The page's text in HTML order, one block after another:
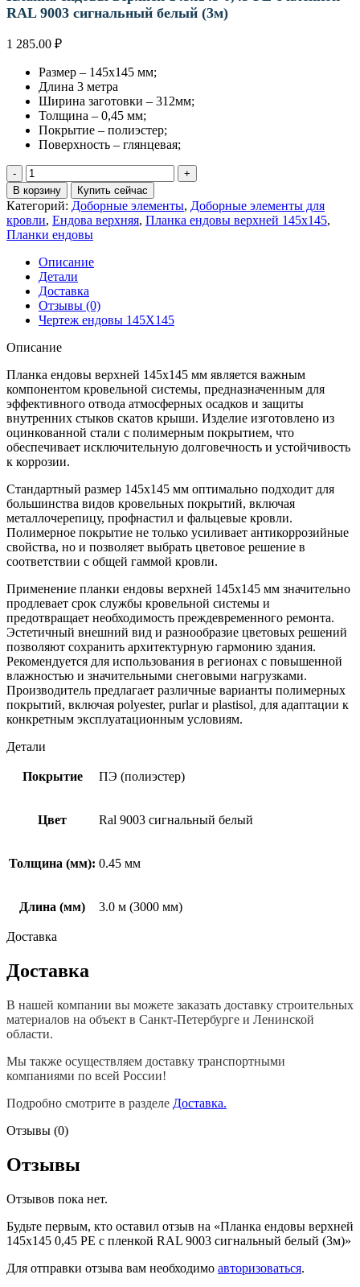
RAL 9003 сигнальный белый (3м)
1 285.00 ₽
Размер – 145х145 мм;
Длина 3 метра
Ширина заготовки – 312мм;
Толщина – 0,45 мм;
Покрытие – полиэстер;
Поверхность – глянцевая;
Количество
товара
Планка
ендовы
верхней
145х145
0,45
PE
с
пленкой
RAL
9003
сигнальный
(3м)
В корзину Купить сейчас
Категорий: Доборные элементы, Доборные элементы для
кровли, Ендова верхняя, Планка ендовы верхней 145х145,
Планки ендовы
Описание
Детали
Доставка
Отзывы (0)
Чертеж ендовы 145Х145
Описание
Планка ендовы верхней 145х145 мм является важным
компонентом кровельной системы, предназначенным для
эффективного отвода атмосферных осадков и защиты
внутренних стыков скатов крыши. Изделие изготовлено из
оцинкованной стали с полимерным покрытием, что
обеспечивает исключительную долговечность и устойчивость
к коррозии.
Стандартный размер 145х145 мм оптимально подходит для
большинства видов кровельных покрытий, включая
металлочерепицу, профнастил и фальцевые кровли.
Полимерное покрытие не только усиливает антикоррозийные
свойства, но и позволяет выбрать цветовое решение в
соответствии с общей гаммой кровли.
Применение планки ендовы верхней 145х145 мм значительно
продлевает срок службы кровельной системы и
предотвращает необходимость преждевременного ремонта.
Эстетичный внешний вид и разнообразие цветовых решений
позволяют сохранить архитектурную гармонию здания.
Рекомендуется для использования в регионах с повышенной
влажностью и значительными снеговыми нагрузками.
Производитель предлагает различные варианты полимерных
покрытий, включая polyester, purlar и plastisol, для адаптации к
конкретным эксплуатационным условиям.
Детали
Покрытие ПЭ (полиэстер)
Цвет Ral 9003 сигнальный белый
Толщина (мм): 0.45 мм
Длина (мм) 3.0 м (3000 мм)
Доставка
Доставка
В нашей компании вы можете заказать доставку строительных
материалов на объект в Санкт-Петербурге и Ленинской
области.
Мы также осуществляем доставку транспортными
компаниями по всей России!
Подробно смотрите в разделе Доставка.
Отзывы (0)
Отзывы
Отзывов пока нет.
Будьте первым, кто оставил отзыв на «Планка ендовы верхней
145х145 0,45 PE с пленкой RAL 9003 сигнальный белый (3м)»
Для отправки отзыва вам необходимо авторизоваться.